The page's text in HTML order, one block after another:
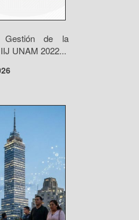
Gestión de la
UNAM 2022...